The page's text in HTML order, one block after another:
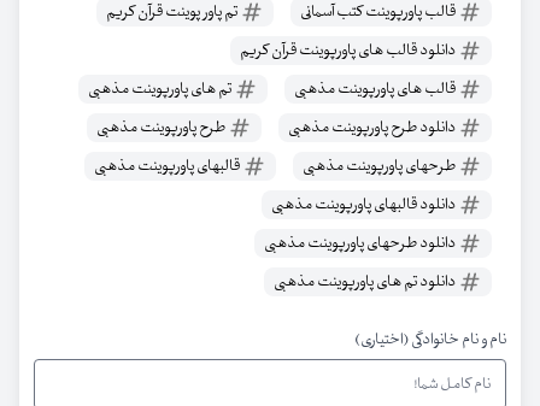
قالب پاورپوینت کتب آسمانی
تم پاور پوینت قرآن کریم
دانلود قالب های پاورپوینت قرآن کریم
قالب های پاورپوینت مذهبی
تم های پاورپوینت مذهبی
دانلود طرح پاورپوینت مذهبی
طرح پاورپوینت مذهبی
طرحهای پاورپوینت مذهبی
قالبهای پاورپوینت مذهبی
دانلود قالبهای پاورپوینت مذهبی
دانلود طرحهای پاورپوینت مذهبی
دانلود تم های پاورپوینت مذهبی
نام و نام خانوادگی (اختیاری)